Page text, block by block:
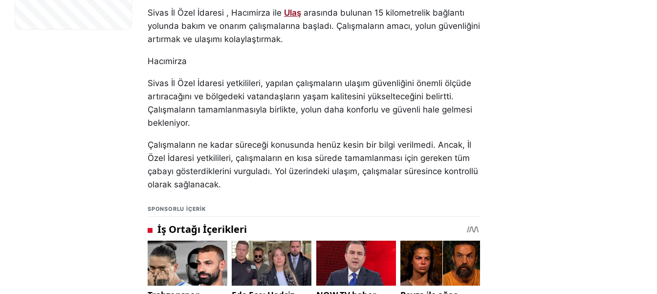
Sivas İl Özel İdaresi , Hacımirza ile Ulaş arasında bulunan 15 kilometrelik bağlantı
yolunda bakım ve onarım çalışmalarına başladı. Çalışmaların amacı, yolun güvenliğini
artırmak ve ulaşımı kolaylaştırmak.
Hacımirza
Sivas İl Özel İdaresi yetkilileri, yapılan çalışmaların ulaşım güvenliğini önemli ölçüde
artıracağını ve bölgedeki vatandaşların yaşam kalitesini yükselteceğini belirtti.
Çalışmaların tamamlanmasıyla birlikte, yolun daha konforlu ve güvenli hale gelmesi
bekleniyor.
Çalışmaların ne kadar süreceği konusunda henüz kesin bir bilgi verilmedi. Ancak, İl
Özel İdaresi yetkilileri, çalışmaların en kısa sürede tamamlanması için gereken tüm
çabayı gösterdiklerini vurguladı. Yol üzerindeki ulaşım, çalışmalar süresince kontrollü
olarak sağlanacak.
SPONSORLU IÇERIK